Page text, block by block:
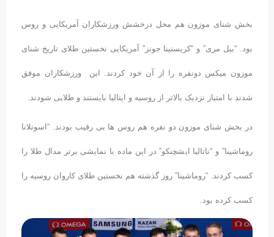
بخش شنای موزون هم محل درخشش ورزشکاران آمریکایی و روس
بود. “بیل مری” و “کریستینا جونز” آمریکایی نخستین طلای تاریخ شنای
موزون میکس دونفره را از آن خود کردند. این ورزشکاران موفق
شدند با امتیاز نزدیک بالاتر از روسیه و ایتالیا بایستند و طلایی شودند.
در بخش شنای موزون دو نفره هم روس ها بی رقیب بودند. “اسوتلانا
روماشینا” و “ناتالیا ایشچنکو” در این ماده با نمایشی برتر مدال طلا را
کسب کردند. “روماشینا” روز گذشته هم نخستین طلای کاروان روسیه را
کسب کرده بود.